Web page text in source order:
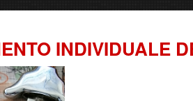
INDIVIDUALE